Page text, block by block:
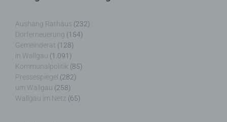
Aushang Rathaus (232)
Dorferneuerung (154)
Gemeinderat (128)
in Wallgau (1.091)
Kommunalpolitik (85)
Pressespiegel (282)
um Wallgau (258)
Wallgau im Netz (65)